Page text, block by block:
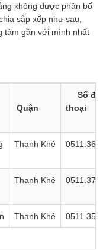
không được phân bố
sắp xếp như sau,
tâm gần với mình nhất
Quận
Số
thoại
Thanh Khê
Thanh Khê
Thanh Khê